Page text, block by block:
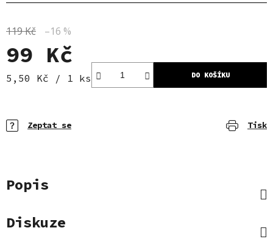
119 Kč –16 %
99 Kč
Měrná cena:
5,50 Kč / 1 ks DO KOŠÍKU
Tisk
Zeptat se
Popis
Diskuze